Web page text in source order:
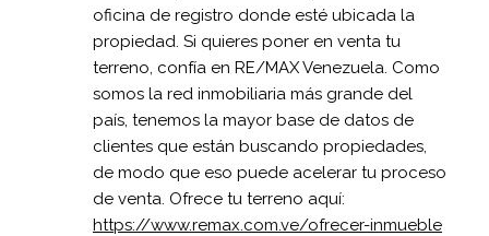
oficina de registro donde esté ubicada la
propiedad. Si quieres poner en venta tu
terreno, confía en RE/MAX Venezuela. Como
somos la red inmobiliaria más grande del
país, tenemos la mayor base de datos de
clientes que están buscando propiedades,
de modo que eso puede acelerar tu proceso
de venta. Ofrece tu terreno aquí:
https://www.remax.com.ve/ofrecer-inmueble